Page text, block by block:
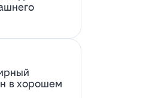
в хорошем